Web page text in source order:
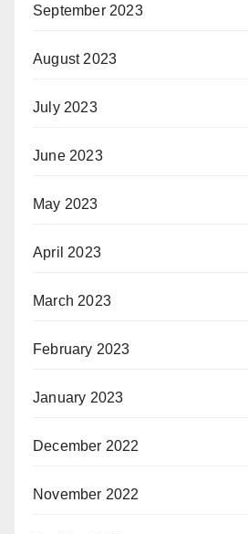
September 2023
August 2023
July 2023
June 2023
May 2023
April 2023
March 2023
February 2023
January 2023
December 2022
November 2022